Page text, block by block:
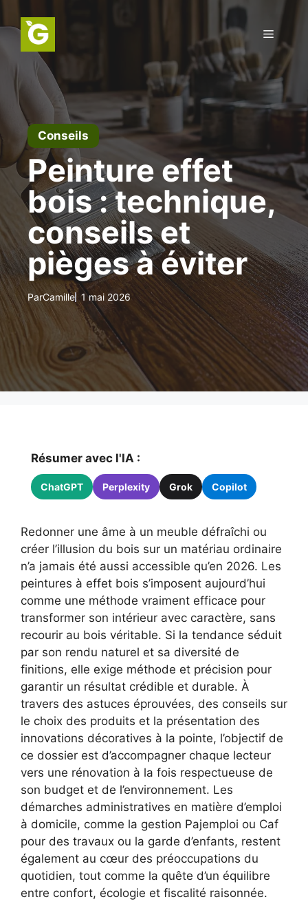
au
contenu
Menu
Conseils
Peinture effet
bois : technique,
conseils et
pièges à éviter
ParCamille 1 mai 2026
Résumer avec l'IA :
ChatGPT Perplexity Grok Copilot
Redonner une âme à un meuble défraîchi ou
créer l’illusion du bois sur un matériau ordinaire
n’a jamais été aussi accessible qu’en 2026. Les
peintures à effet bois s’imposent aujourd’hui
comme une méthode vraiment efficace pour
transformer son intérieur avec caractère, sans
recourir au bois véritable. Si la tendance séduit
par son rendu naturel et sa diversité de
finitions, elle exige méthode et précision pour
garantir un résultat crédible et durable. À
travers des astuces éprouvées, des conseils sur
le choix des produits et la présentation des
innovations décoratives à la pointe, l’objectif de
ce dossier est d’accompagner chaque lecteur
vers une rénovation à la fois respectueuse de
son budget et de l’environnement. Les
démarches administratives en matière d’emploi
à domicile, comme la gestion Pajemploi ou Caf
pour des travaux ou la garde d’enfants, restent
également au cœur des préoccupations du
quotidien, tout comme la quête d’un équilibre
entre confort, écologie et fiscalité raisonnée.